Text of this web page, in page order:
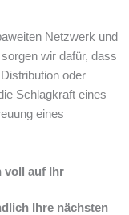
Netzwerk und
wir dafür, dass
oder
Schlagkraft eines
eines
voll auf Ihr
Ihre nächsten